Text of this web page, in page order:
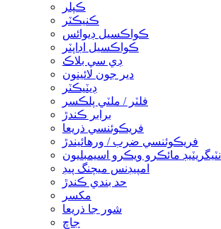
ڪپلر
ڪنيڪٽر
ڪواڪسيل ڊيوائس
ڪواڪسيل اڊاپٽر
ڊي سي بلاڪ
دير جون لائينون
ڊيٽيڪٽر
فلٽر / ملٽي پلڪسر
برابر ڪندڙ
فريڪوئنسي ذريعا
فريڪوئنسي ضرب / ورهائيندڙ
انٽيگريٽيڊ مائڪرو ويڪرو اسيمبليون
امپيڊنس ميچنگ پيڊ
حد بندي ڪندڙ
مکسر
شور جا ذريعا
جاچ